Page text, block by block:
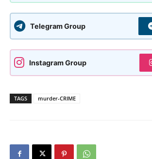
Telegram Group
Instagram Group
TAGS murder-CRIME